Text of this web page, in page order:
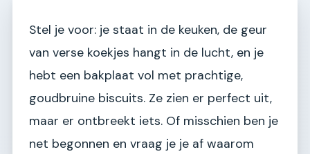
Stel je voor: je staat in de keuken, de geur
van verse koekjes hangt in de lucht, en je
hebt een bakplaat vol met prachtige,
goudbruine biscuits. Ze zien er perfect uit,
maar er ontbreekt iets. Of misschien ben je
net begonnen en vraag je je af waarom